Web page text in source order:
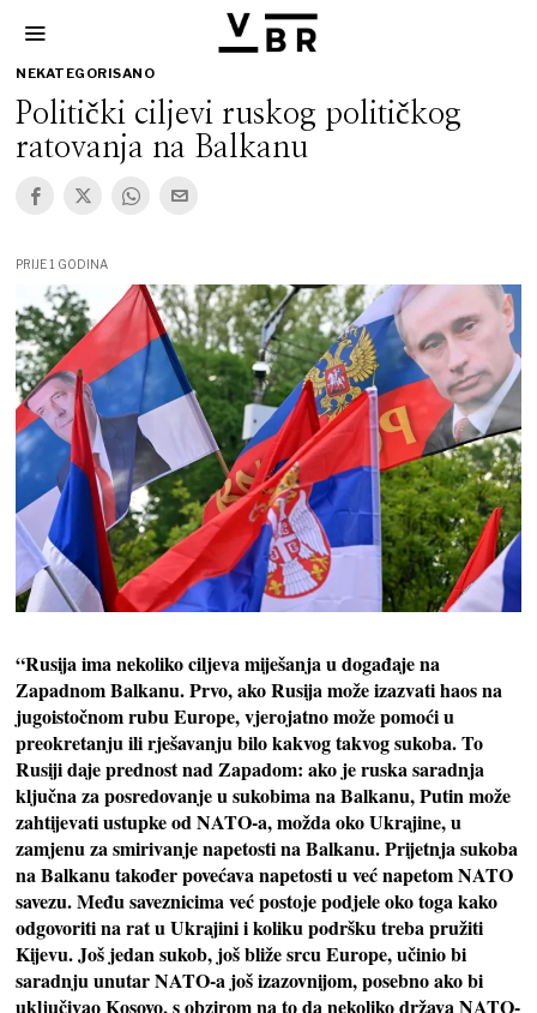
NEKATEGORISANO
Politički ciljevi ruskog političkog
ratovanja na Balkanu
PRIJE 1 GODINA
“Rusija ima nekoliko ciljeva miješanja u događaje na
Zapadnom Balkanu. Prvo, ako Rusija može izazvati haos na
jugoistočnom rubu Europe, vjerojatno može pomoći u
preokretanju ili rješavanju bilo kakvog takvog sukoba. To
Rusiji daje prednost nad Zapadom: ako je ruska saradnja
ključna za posredovanje u sukobima na Balkanu, Putin može
zahtijevati ustupke od NATO-a, možda oko Ukrajine, u
zamjenu za smirivanje napetosti na Balkanu. Prijetnja sukoba
na Balkanu također povećava napetosti u već napetom NATO
savezu. Među saveznicima već postoje podjele oko toga kako
odgovoriti na rat u Ukrajini i koliku podršku treba pružiti
Kijevu. Još jedan sukob, još bliže srcu Europe, učinio bi
saradnju unutar NATO-a još izazovnijom, posebno ako bi
uključivao Kosovo, s obzirom na to da nekoliko država NATO-